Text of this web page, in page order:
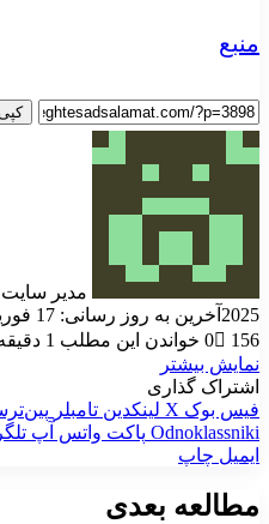
منبع
مدیر سایت
2025 آخرین به روز رسانی: 17 فوریه 2025
0
156
خواندن این مطلب 1 دقیقه زمان میبرد
نمایش بیشتر
اشتراک گذاری
فیس بوک X لینکدین ‫تامبلر
‫Odnoklassniki پاکت واتس آپ
ایمیل چاپ
مطالعه بعدی